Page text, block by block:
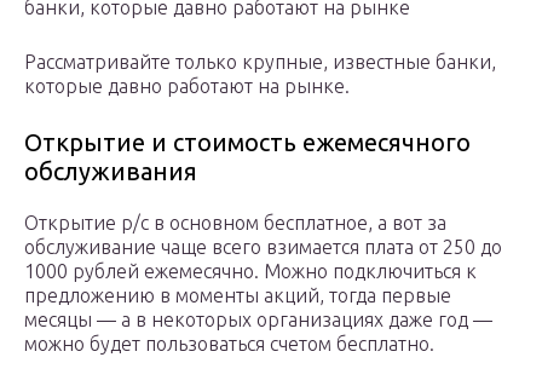
банки, которые давно работают на рынке
Рассматривайте только крупные, известные банки,
которые давно работают на рынке.
Открытие и стоимость ежемесячного
обслуживания
Открытие р/с в основном бесплатное, а вот за
обслуживание чаще всего взимается плата от 250 до
1000 рублей ежемесячно. Можно подключиться к
предложению в моменты акций, тогда первые
месяцы — а в некоторых организациях даже год —
можно будет пользоваться счетом бесплатно.